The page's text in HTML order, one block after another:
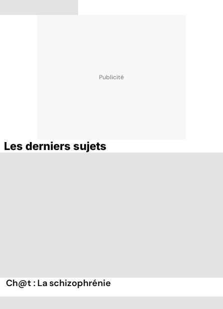
Les derniers sujets
Ch@t : La schizophrénie